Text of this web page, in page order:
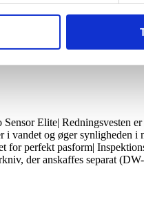
Elite| Redningsvesten
og øger synligheden i
perfekt pasform|
der anskaffes separat